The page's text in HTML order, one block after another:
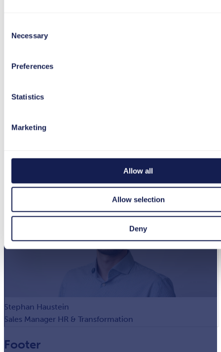
Selection
Necessary
Preferences
Statistics
Marketing
Allow all
Allow selection
Deny
Stephan Haustein
Sales Manager HR & Transformation
Footer